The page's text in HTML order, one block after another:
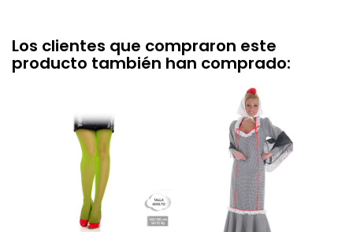
Los clientes que compraron este
producto también han comprado: